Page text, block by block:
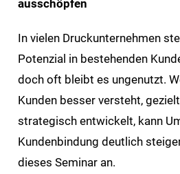
ausschöpfen
In vielen Druckunternehmen
Potenzial in bestehenden
doch oft bleibt es ungenutzt.
Kunden besser versteht,
strategisch entwickelt, kann
Kundenbindung deutlich
dieses Seminar an.